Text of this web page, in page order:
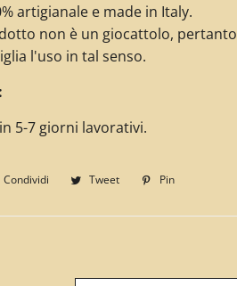
artigianale e made in Italy.
non è un giocattolo, pertanto
l'uso in tal senso.
5-7 giorni lavorativi.
Condividi
Condividi
Facebook
Tweet
Twitta
Twitter
Pin
Pinterest